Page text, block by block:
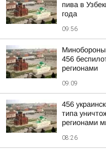
пива в
года
09:56
Минобороны
456
регионами
09:09
456
типа
регионами
08:26